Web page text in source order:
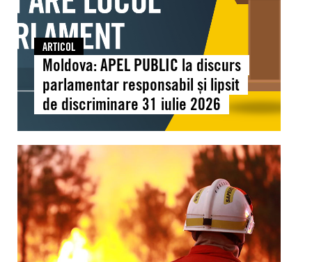
drepturile
omului
lipsit
de
discriminare
iulie
2026
ARTICOL
Moldova: APEL PUBLIC la discurs
parlamentar responsabil și lipsit
de discriminare 31 iulie 2026
Global:
Căldura
extremă
scoate
la
iveală
o